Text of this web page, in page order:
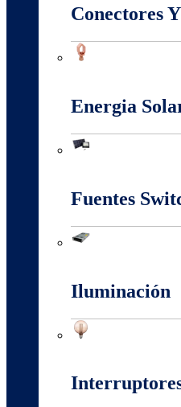
Conectores
Energia
Fuentes
Iluminación